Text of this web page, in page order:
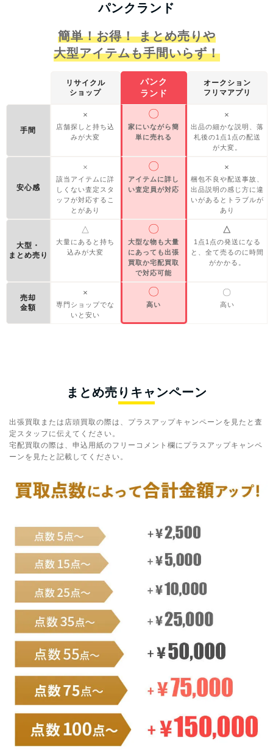
パンクランド
簡単！お得！ まとめ売りや
大型アイテムも手間いらず！
リサイクル
ショップ
パンク
ランド
オークション
フリマアプリ
手間
×
店舗探しと持ち込
みが大変
〇
家にいながら簡
単に売れる
×
出品の細かな説明、落
札後の1点1点の配送
が大変。
安心感
×
該当アイテムに詳
しくない査定スタ
ッフが対応するこ
とがあり
〇
アイテムに詳し
い査定員が対応
×
梱包不良や配送事故、
出品説明の感じ方に違
いがあるとトラブルが
あり
大型・
まとめ売り
△
大量にあると持ち
込みが大変
〇
大型な物も大量
にあっても出張
買取か宅配買取
で対応可能
△
1点1点の発送になる
と、全て売るのに時間
がかかる。
売却
金額
×
専門ショップでな
いと安い
〇
高い
〇
高い
まとめ売りキャンペーン
出張買取または店頭買取の際は、プラスアップキャンペーンを見たと査
定スタッフに伝えてください。
宅配買取の際は、申込用紙のフリーコメント欄にプラスアップキャンペ
ーンを見たと記載してください。